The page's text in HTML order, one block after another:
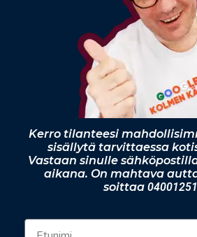
Kerro tilanteesi
sisällytä tarvittaessa
Vastaan sinulle
aikana. On mahtava
soittaa